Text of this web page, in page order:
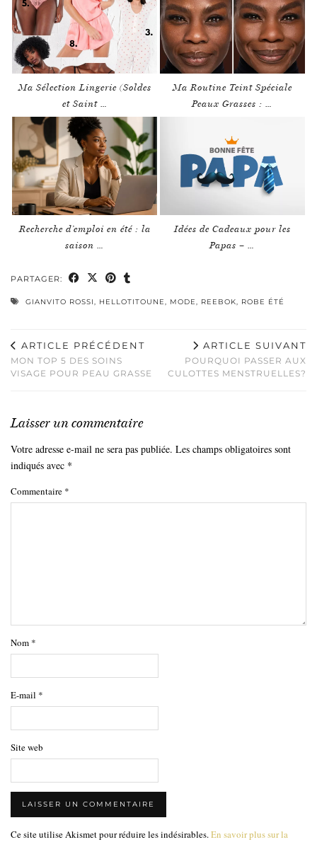
Ma Sélection Lingerie (Soldes
et Saint …
Ma Routine Teint Spéciale
Peaux Grasses : …
Recherche d’emploi en été : la
saison …
Idées de Cadeaux pour les
Papas – …
PARTAGER:
GIANVITO ROSSI, HELLOTITOUNE, MODE, REEBOK, ROBE ÉTÉ
ARTICLE PRÉCÉDENT
MON TOP 5 DES SOINS
VISAGE POUR PEAU GRASSE
ARTICLE SUIVANT
POURQUOI PASSER AUX
CULOTTES MENSTRUELLES?
Laisser un commentaire
Votre adresse e-mail ne sera pas publiée. Les champs obligatoires sont
indiqués avec *
Commentaire *
Nom *
E-mail *
Site web
Ce site utilise Akismet pour réduire les indésirables.En savoir plus sur la